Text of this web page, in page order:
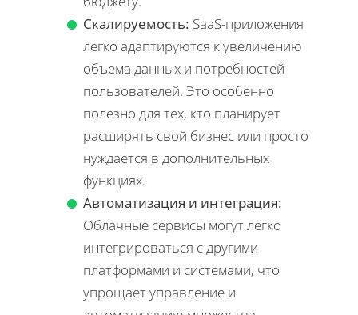
Скалируемость: SaaS-приложения
легко адаптируются к увеличению
объема данных и потребностей
пользователей. Это особенно
полезно для тех, кто планирует
расширять свой бизнес или просто
нуждается в дополнительных
функциях.
Автоматизация и интеграция:
Облачные сервисы могут легко
интегрироваться с другими
платформами и системами, что
упрощает управление и